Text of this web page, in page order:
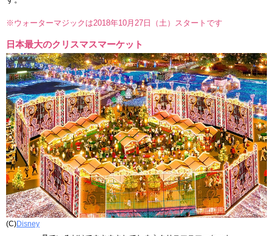
※ウォーターマジックは2018年10月27日（土）スタートです
日本最大のクリスマスマーケット
(C)Disney